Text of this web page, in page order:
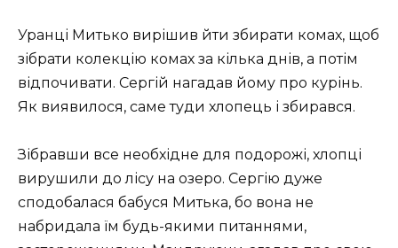
Уранці Митько вирішив йти збирати комах, щоб
зібрати колекцію комах за кілька днів, а потім
відпочивати. Сергій нагадав йому про курінь.
Як виявилося, саме туди хлопець і збирався.
Зібравши все необхідне для подорожі, хлопці
вирушили до лісу на озеро. Сергію дуже
сподобалася бабуся Митька, бо вона не
набридала їм будь-якими питаннями,